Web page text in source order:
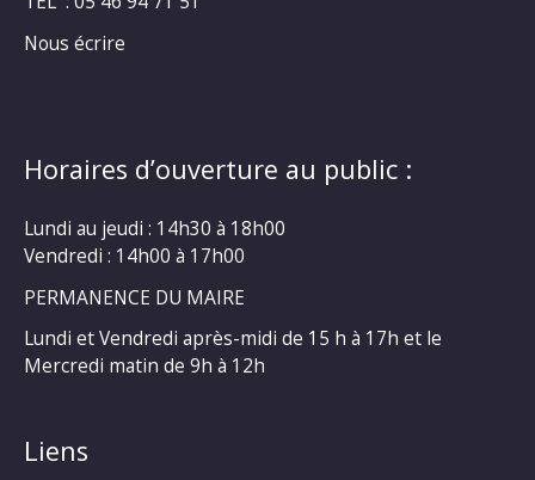
Nous écrire
Horaires d’ouverture au public :
Lundi au jeudi : 14h30 à 18h00
Vendredi : 14h00 à 17h00
PERMANENCE DU MAIRE
Lundi et Vendredi après-midi de 15 h à 17h et le
Mercredi matin de 9h à 12h
Liens